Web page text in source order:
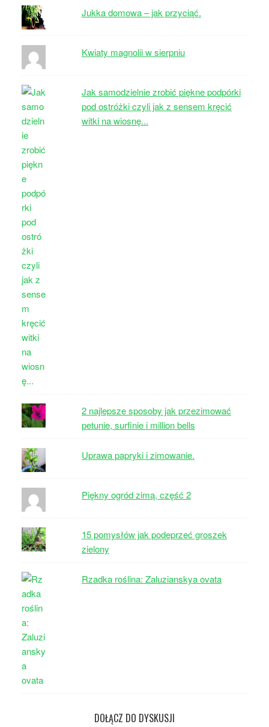
Jukka domowa – jak przyciąć.
Kwiaty magnolii w sierpniu
Jak samodzielnie zrobić piękne podpórki
pod ostróżki czyli jak z sensem kręcić
witki na wiosnę...
2 najlepsze sposoby jak przezimować
petunie, surfinie i million bells
Uprawa papryki i zimowanie.
Piękny ogród zimą, część 2
15 pomysłów jak podeprzeć groszek
zielony
Rzadka roślina: Zaluzianskya ovata
DOŁĄCZ DO DYSKUSJI